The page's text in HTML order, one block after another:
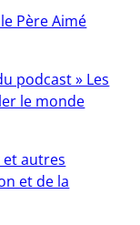
Père Aimé
podcast » Les
le monde
et autres
et de la